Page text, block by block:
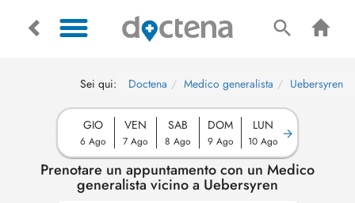
Sei qui: Doctena Medico generalista Uebersyren
GIO
6 Ago
VEN
7 Ago
SAB
8 Ago
DOM
9 Ago
LUN
10 Ago
Prenotare un appuntamento con un Medico
generalista vicino a Uebersyren